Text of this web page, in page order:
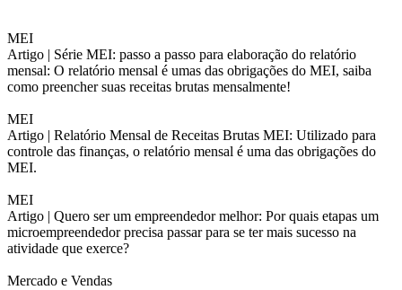
MEI
Artigo | Série MEI: passo a passo para elaboração do relatório
mensal: O relatório mensal é umas das obrigações do MEI, saiba
como preencher suas receitas brutas mensalmente!
MEI
Artigo | Relatório Mensal de Receitas Brutas MEI: Utilizado para
controle das finanças, o relatório mensal é uma das obrigações do
MEI.
MEI
Artigo | Quero ser um empreendedor melhor: Por quais etapas um
microempreendedor precisa passar para se ter mais sucesso na
atividade que exerce?
Mercado e Vendas